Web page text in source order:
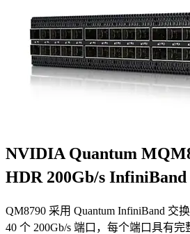
NVIDIA Quantum
HDR 200Gb/s
QM8790 采用 Quantum InfiniBand 交
40 个 200Gb/s 端口，每个端口具有